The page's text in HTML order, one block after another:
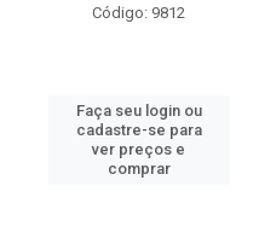
Código: 9812
Faça seu login ou
cadastre-se para
ver preços e
comprar